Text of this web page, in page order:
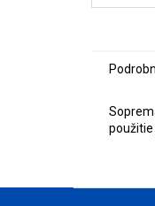
použitie